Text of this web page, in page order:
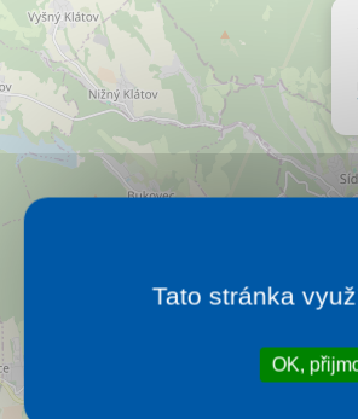
Tato stránka
OK,